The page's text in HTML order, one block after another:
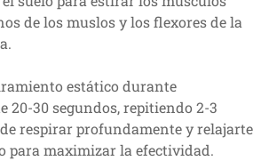
de los muslos y los flexores de la
estático durante
20-30 segundos, repitiendo 2-3
respirar profundamente y relajarte
para maximizar la efectividad.